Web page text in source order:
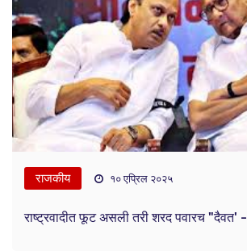
राजकीय १० एप्रिल २०२५
राष्ट्रवादीत फूट असली तरी शरद पवारच "दैवत'